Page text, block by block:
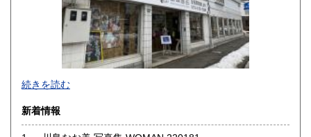
185円 鹿児島県
185円
続きを読む
新着情報